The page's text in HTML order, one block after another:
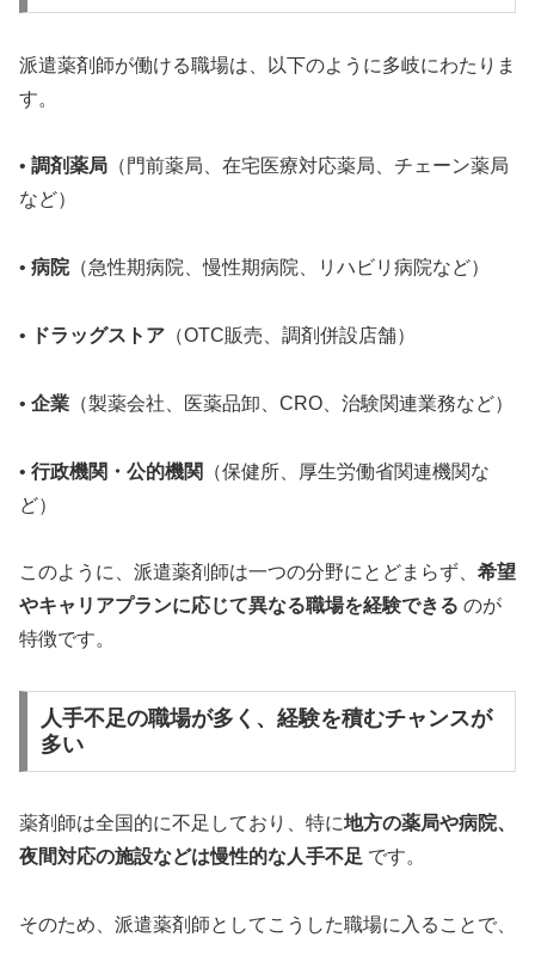
派遣薬剤師が働ける職場は、以下のように多岐にわたりま
す。
• 調剤薬局 （門前薬局、在宅医療対応薬局、チェーン薬局
など）
• 病院（急性期病院、慢性期病院、リハビリ病院など）
• ドラッグストア （OTC販売、調剤併設店舗）
• 企業 （製薬会社、医薬品卸、CRO、治験関連業務など）
• 行政機関・公的機関
（保健所、厚生労働省関連機関な
ど）
このように、派遣薬剤師は一つの分野にとどまらず、 希望
やキャリアプランに応じて異なる職場を経験できる のが
特徴です。
人手不足の職場が多く、経験を積むチャンスが
多い
薬剤師は全国的に不足しており、特に地方の薬局や病院、
夜間対応の施設などは慢性的な人手不足 です。
そのため、派遣薬剤師としてこうした職場に入ることで、